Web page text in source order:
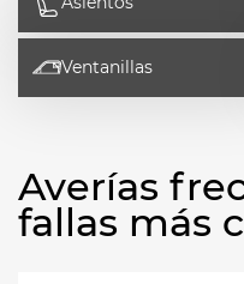
Ventanillas
Averías
fallas más